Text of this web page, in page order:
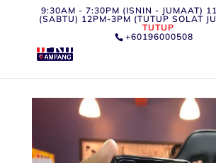
9:30AM - 7:30PM (ISNIN - JUMAAT)
(SABTU) 12PM-3PM (TUTUP SOLAT
TUTUP
+60196000508